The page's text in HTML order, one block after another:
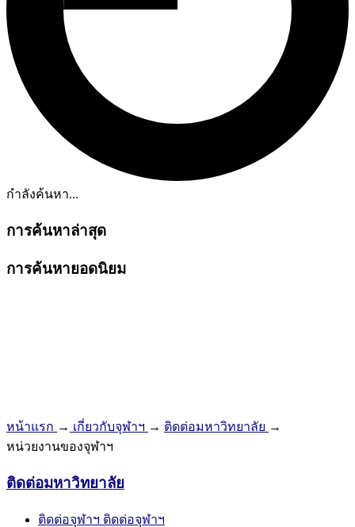
กำลังค้นหา...
การค้นหาล่าสุด
การค้นหายอดนิยม
หน้าแรก → เกี่ยวกับจุฬาฯ → ติดต่อมหาวิทยาลัย →
หน่วยงานของจุฬาฯ
ติดต่อมหาวิทยาลัย
ติดต่อจุฬาฯ ติดต่อจุฬาฯ